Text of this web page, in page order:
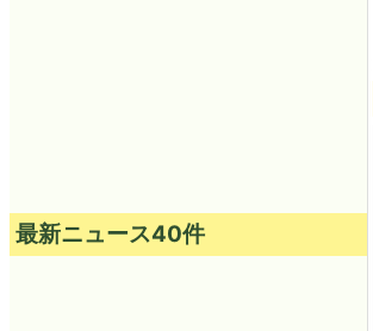
最新ニュース40件